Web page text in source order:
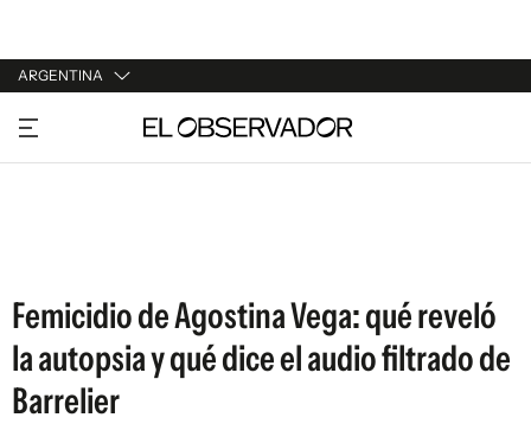
ARGENTINA
URUGUAY
ARGENTINA
Femicidio de Agostina Vega: qué reveló
la autopsia y qué dice el audio filtrado de
Barrelier